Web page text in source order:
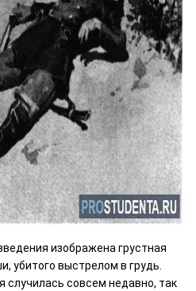
изображена грустная
убитого выстрелом в грудь.
случилась совсем недавно, так